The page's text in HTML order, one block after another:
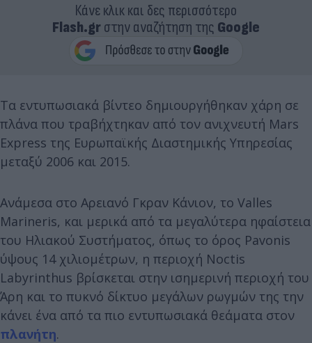
Κάνε κλικ και δες περισσότερο
Flash.grστην αναζήτηση της Google
Τα εντυπωσιακά βίντεο δημιουργήθηκαν χάρη σε
πλάνα που τραβήχτηκαν από τον ανιχνευτή Mars
Express της Ευρωπαϊκής Διαστημικής Υπηρεσίας
μεταξύ 2006 και 2015.
Ανάμεσα στο Αρειανό Γκραν Κάνιον, το Valles
Marineris, και μερικά από τα μεγαλύτερα ηφαίστεια
του Ηλιακού Συστήματος, όπως το όρος Pavonis
ύψους 14 χιλιομέτρων, η περιοχή Noctis
Labyrinthus βρίσκεται στην ισημερινή περιοχή του
Άρη και το πυκνό δίκτυο μεγάλων ρωγμών της την
κάνει ένα από τα πιο εντυπωσιακά θεάματα στον
πλανήτη.